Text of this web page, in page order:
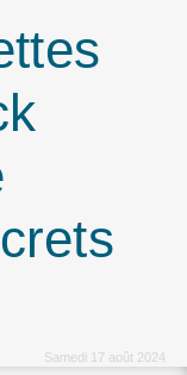
Samedi 17 août 2024